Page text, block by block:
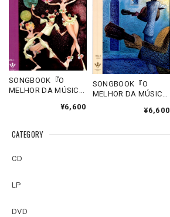
CATEGORY
CD
LP
DVD
SONGBOOK『O
MELHOR DA MÚSICA
¥6,600
SONGBOOK『O
MELHOR DA MÚSICA
¥6,600